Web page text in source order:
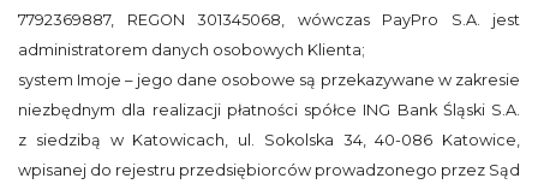
7792369887, REGON 301345068, wówczas PayPro S.A. jest
administratorem danych osobowych Klienta;
system Imoje – jego dane osobowe są przekazywane w zakresie
niezbędnym dla realizacji płatności spółce ING Bank Śląski S.A.
z siedzibą w Katowicach, ul. Sokolska 34, 40-086 Katowice,
wpisanej do rejestru przedsiębiorców prowadzonego przez Sąd